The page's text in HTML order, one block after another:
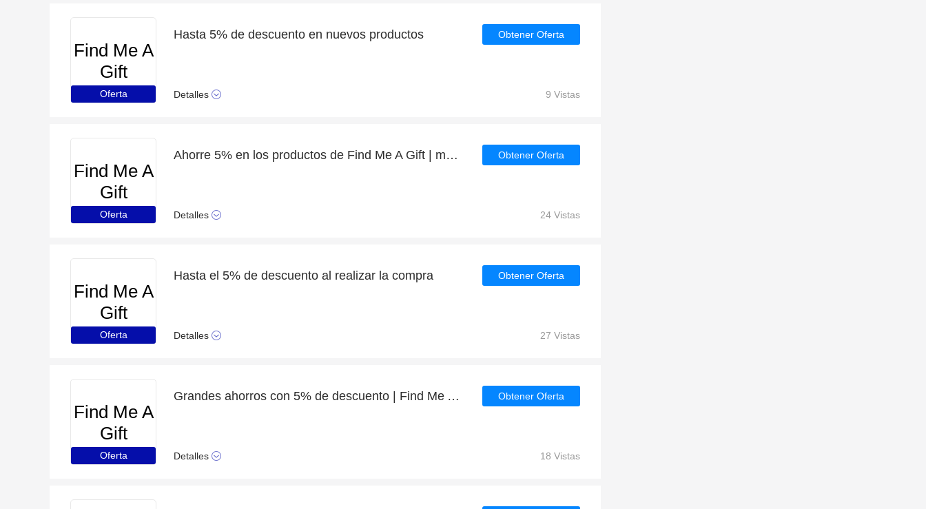
Find Me A
Gift
Oferta
Hasta 5% de descuento en nuevos productos
Detalles
Obtener Oferta
9 Vistas
Find Me A
Gift
Oferta
Ahorre 5% en los productos de Find Me A Gift | mejor oferta
Detalles
Obtener Oferta
24 Vistas
Find Me A
Gift
Oferta
Hasta el 5% de descuento al realizar la compra
Detalles
Obtener Oferta
27 Vistas
Find Me A
Gift
Oferta
Grandes ahorros con 5% de descuento | Find Me A Gift últimas ofertas
Detalles
Obtener Oferta
18 Vistas